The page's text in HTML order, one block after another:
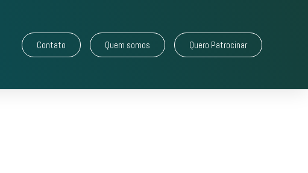
Contato Quem somos Quero Patrocinar